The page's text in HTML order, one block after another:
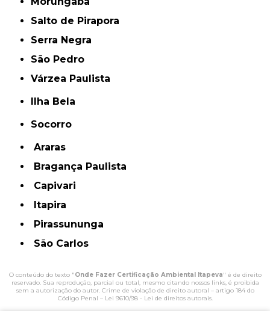
Salto de Pirapora
Serra Negra
São Pedro
Várzea Paulista
Ilha Bela
Socorro
Araras
Bragança Paulista
Capivari
Itapira
Pirassununga
São Carlos
O conteúdo do texto "Onde Fazer Certificação Ambiental Itapeva" é de direito
reservado. Sua reprodução, parcial ou total, mesmo citando nossos links, é proibida
sem a autorização do autor. Crime de violação de direito autoral – artigo 184 do
Código Penal – Lei 9610/98 - Lei de direitos autorais.